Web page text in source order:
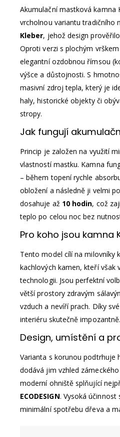
Akumulační mastková
vrcholnou variantu tradičního
Kleber, jehož design
Oproti verzi s plochým
elegantní ozdobnou římsou
výšce a důstojnosti. S
masivní zdroj tepla, který je
haly, historické objekty či
stropy.
Jak fungují
Princip je založen na využití
vlastností mastku. Kamna
– během topení rychle
obložení a následně ji velmi
dosahuje až 10 hodin, což
teplo po celou noc bez
Pro koho jsou kamna
Tento model cílí na milovníky
kachlových kamen, kteří však
technologii. Jsou perfektní
větší prostory zdravým
vzduch a nevíří prach. Díky
interiéru skutečně impozantně.
Design, umístění a
Varianta s korunou podtrhuje
dodává jim vzhled
moderní ohniště splňující
ECODESIGN. Vysoká účinnost
minimální spotřebu dřeva a